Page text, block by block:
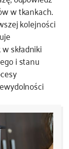
w tkankach.
kolejności
składniki
i stanu